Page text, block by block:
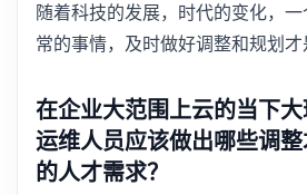
随着科技的发展，时代的变化，
常的事情，及时做好调整和规划才
在企业大范围上云的当下
运维人员应该做出哪些调
的人才需求？